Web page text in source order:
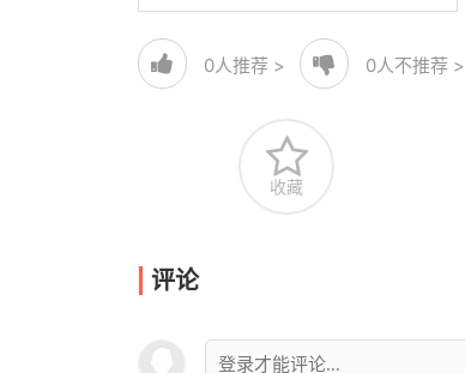
0人推荐 > 0人不推荐 >
收藏
评论